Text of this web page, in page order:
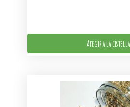
Afegir a la cistella